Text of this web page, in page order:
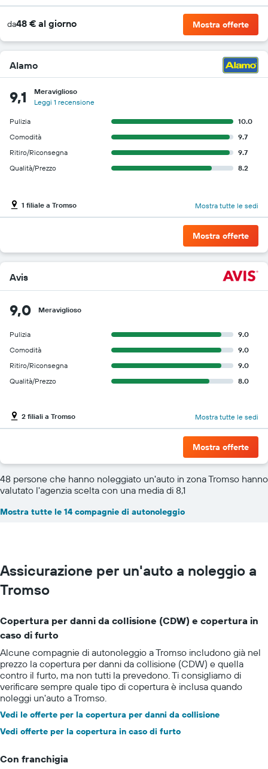
da48 € al giorno Mostra offerte
Alamo
9,1
Meraviglioso
Leggi 1 recensione
Pulizia
10.0
Comodità
9.7
Ritiro/Riconsegna
9.7
Qualità/Prezzo
8.2
1 filiale a Tromso Mostra tutte le sedi
Mostra offerte
Avis
9,0 Meraviglioso
Pulizia
9.0
Comodità
9.0
Ritiro/Riconsegna
9.0
Qualità/Prezzo
8.0
2 filiali a Tromso Mostra tutte le sedi
Mostra offerte
48 persone che hanno noleggiato un'auto in zona Tromso hanno
valutato l'agenzia scelta con una media di 8,1
Mostra tutte le 14 compagnie di autonoleggio
Assicurazione per un'auto a noleggio a
Tromso
Copertura per danni da collisione (CDW) e copertura in
caso di furto
Alcune compagnie di autonoleggio a Tromso includono già nel
prezzo la copertura per danni da collisione (CDW) e quella
contro il furto, ma non tutti la prevedono. Ti consigliamo di
verificare sempre quale tipo di copertura è inclusa quando
noleggi un'auto a Tromso.
Vedi le offerte per la copertura per danni da collisione
Vedi offerte per la copertura in caso di furto
Con franchigia